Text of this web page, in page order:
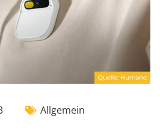
Allgemein